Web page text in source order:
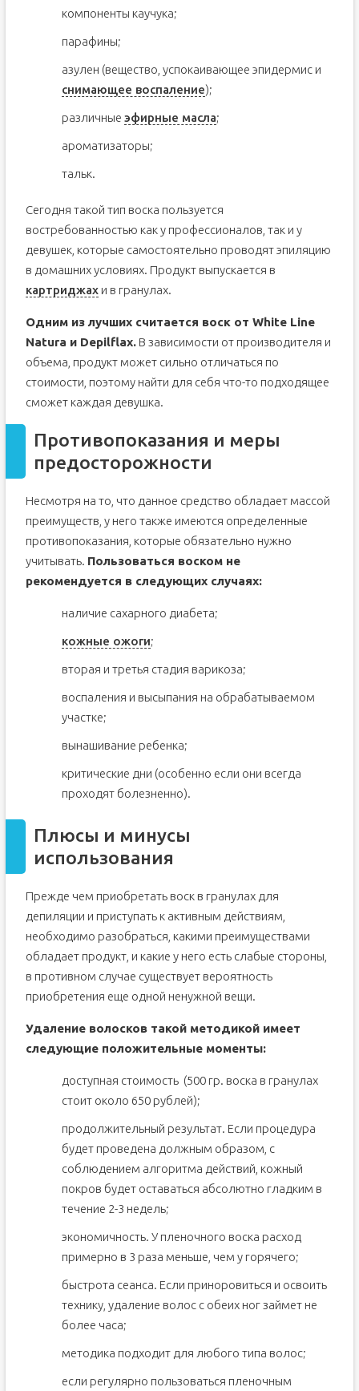
компоненты каучука;
парафины;
азулен (вещество, успокаивающее эпидермис и
снимающее воспаление);
различные эфирные масла;
ароматизаторы;
тальк.
Сегодня такой тип воска пользуется
востребованностью как у профессионалов, так и у
девушек, которые самостоятельно проводят эпиляцию
в домашних условиях. Продукт выпускается в
картриджахи в гранулах.
Одним из лучших считается воск от White Line
Natura и Depilflax.В зависимости от производителя и
объема, продукт может сильно отличаться по
стоимости, поэтому найти для себя что-то подходящее
сможет каждая девушка.
Противопоказания и меры
предосторожности
Несмотря на то, что данное средство обладает массой
преимуществ, у него также имеются определенные
противопоказания, которые обязательно нужно
учитывать. Пользоваться воском не
рекомендуется в следующих случаях:
наличие сахарного диабета;
кожные ожоги;
вторая и третья стадия варикоза;
воспаления и высыпания на обрабатываемом
участке;
вынашивание ребенка;
критические дни (особенно если они всегда
проходят болезненно).
Плюсы и минусы
использования
Прежде чем приобретать воск в гранулах для
депиляции и приступать к активным действиям,
необходимо разобраться, какими преимуществами
обладает продукт, и какие у него есть слабые стороны,
в противном случае существует вероятность
приобретения еще одной ненужной вещи.
Удаление волосков такой методикой имеет
следующие положительные моменты:
доступная стоимость (500 гр. воска в гранулах
стоит около 650 рублей);
продолжительный результат. Если процедура
будет проведена должным образом, с
соблюдением алгоритма действий, кожный
покров будет оставаться абсолютно гладким в
течение 2-3 недель;
экономичность. У пленочного воска расход
примерно в 3 раза меньше, чем у горячего;
быстрота сеанса. Если приноровиться и освоить
технику, удаление волос с обеих ног займет не
более часа;
методика подходит для любого типа волос;
если регулярно пользоваться пленочным